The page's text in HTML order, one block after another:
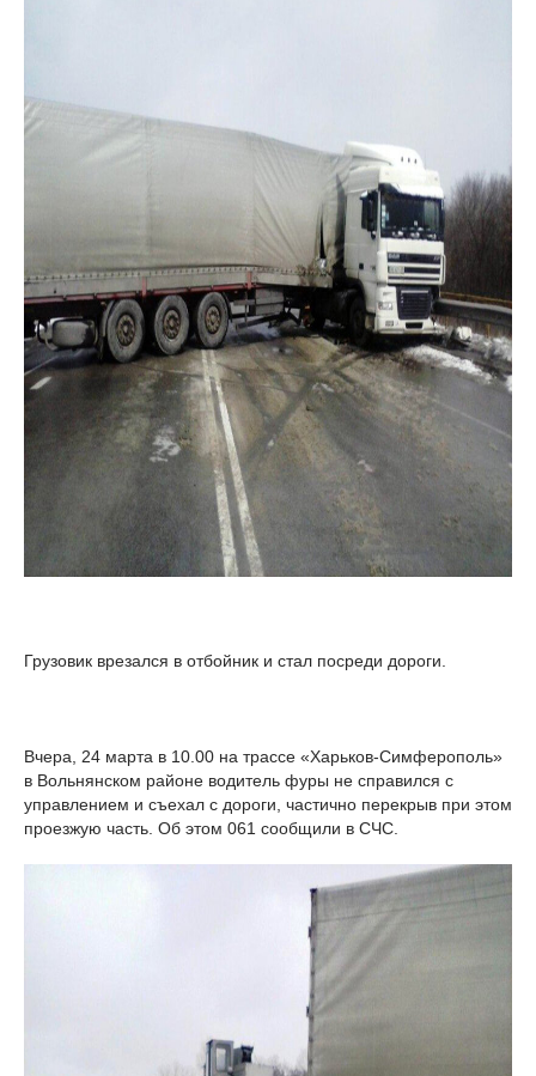
Грузовик врезался в отбойник и стал посреди дороги.
Вчера, 24 марта в 10.00 на трассе «Харьков-Симферополь»
в Вольнянском районе водитель фуры не справился с
управлением и съехал с дороги, частично перекрыв при этом
проезжую часть. Об этом 061 сообщили в СЧС.